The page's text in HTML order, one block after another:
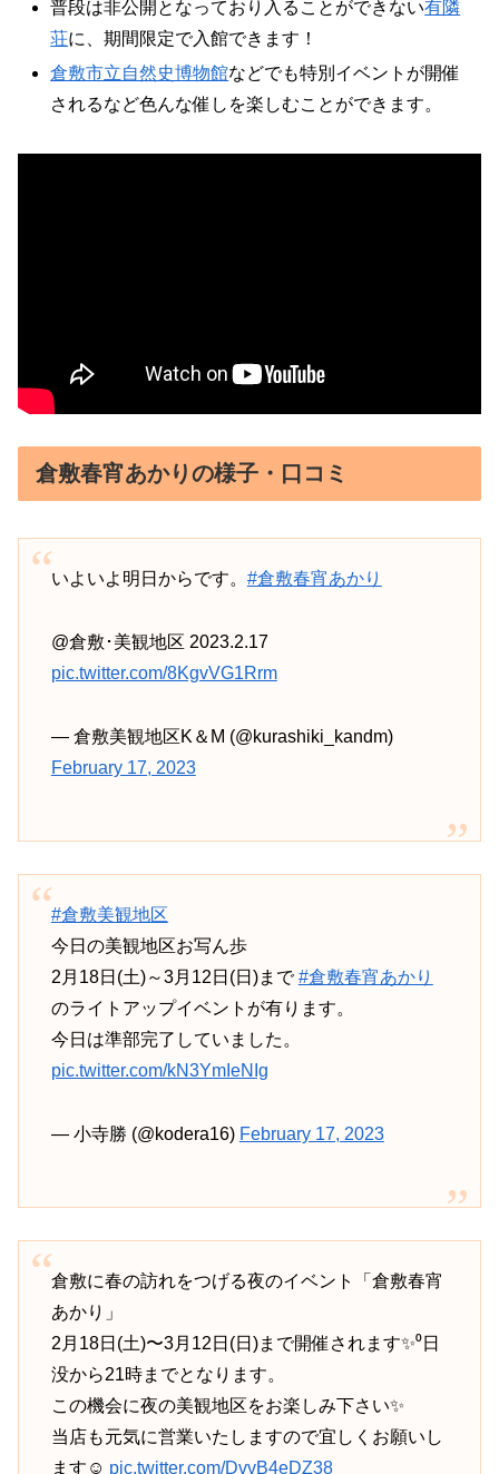
普段は非公開となっており入ることができない有隣
荘に、期間限定で入館できます！
倉敷市立自然史博物館などでも特別イベントが開催
されるなど色んな催しを楽しむことができます。
倉敷春宵あかりの様子・口コミ
いよいよ明日からです。 #倉敷春宵あかり
@倉敷･美観地区 2023.2.17
pic.twitter.com/8KgvVG1Rrm
— 倉敷美観地区K＆M (@kurashiki_kandm)
February 17, 2023
#倉敷美観地区
今日の美観地区お写ん歩
2月18日(土)～3月12日(日)まで#倉敷春宵あかり
のライトアップイベントが有ります。
今日は準部完了していました。
pic.twitter.com/kN3YmIeNIg
— 小寺勝 (@kodera16) February 17, 2023
倉敷に春の訪れをつげる夜のイベント「倉敷春宵
あかり」
2月18日(土)〜3月12日(日)まで開催されます✨⁰日
没から21時までとなります。
この機会に夜の美観地区をお楽しみ下さい✨
当店も元気に営業いたしますので宜しくお願いし
ます☺️ pic.twitter.com/DvvB4eDZ38